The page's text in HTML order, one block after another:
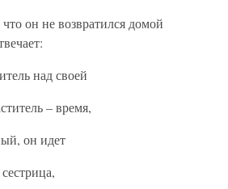
он не возвратился домой
над своей
– время,
он идет